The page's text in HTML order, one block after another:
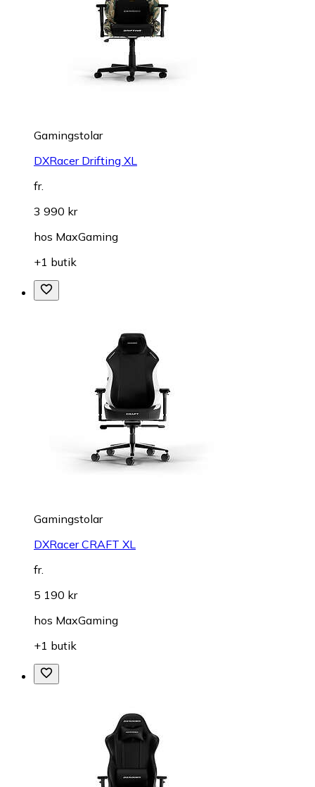
Gamingstolar
DXRacer Drifting XL
fr.
3 990 kr
hos MaxGaming
+1 butik
Gamingstolar
DXRacer CRAFT XL
fr.
5 190 kr
hos MaxGaming
+1 butik